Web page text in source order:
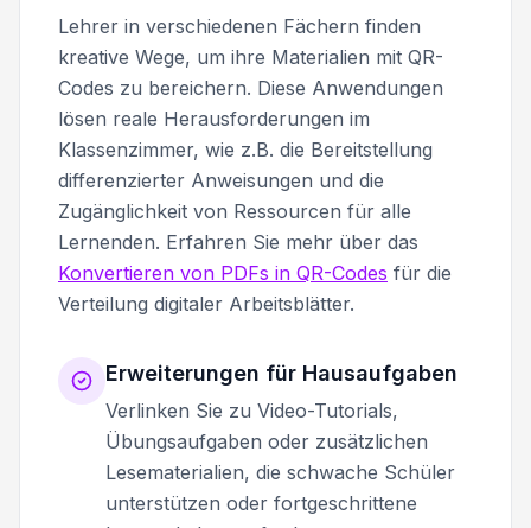
Lehrer in verschiedenen Fächern finden
kreative Wege, um ihre Materialien mit QR-
Codes zu bereichern. Diese Anwendungen
lösen reale Herausforderungen im
Klassenzimmer, wie z.B. die Bereitstellung
differenzierter Anweisungen und die
Zugänglichkeit von Ressourcen für alle
Lernenden. Erfahren Sie mehr über das
Konvertieren von PDFs in QR-Codes für die
Verteilung digitaler Arbeitsblätter.
Erweiterungen für Hausaufgaben
Verlinken Sie zu Video-Tutorials,
Übungsaufgaben oder zusätzlichen
Lesematerialien, die schwache Schüler
unterstützen oder fortgeschrittene